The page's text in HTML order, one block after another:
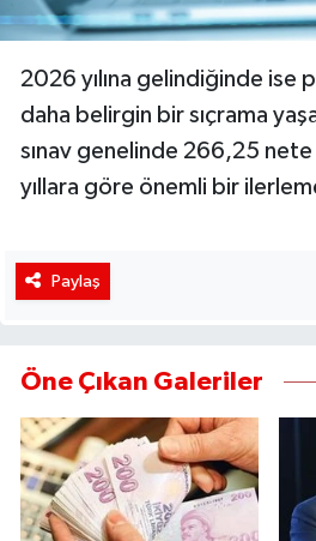
2026 yılına gelindiğinde ise
daha belirgin bir sıçrama
sınav genelinde 266,25
yıllara göre önemli bir
Paylaş
Öne Çıkan Galeriler